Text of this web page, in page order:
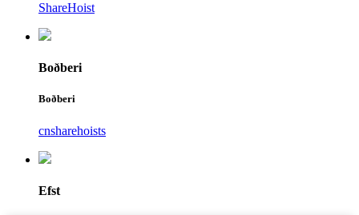
ShareHoist
Boðberi
Boðberi
cnsharehoists
Efst